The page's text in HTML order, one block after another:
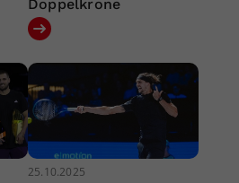
Doppelkrone
25.10.2025